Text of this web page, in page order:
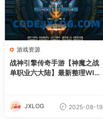
游戏资源
战神引擎传奇手游【神魔之战
单职业六大陆】最新整理WIN
JXLOG 2025-08-19